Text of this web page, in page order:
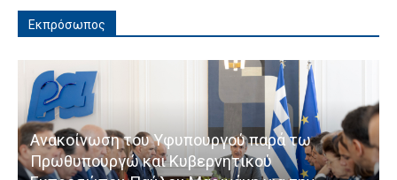
Εκπρόσωπος
Ανακοίνωση του Υφυπουργού παρά τω
Πρωθυπουργώ και Κυβερνητικού